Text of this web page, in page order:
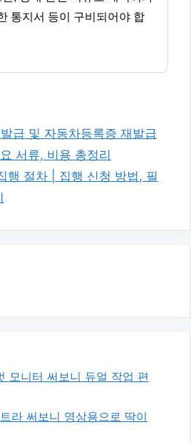
통지서 등이 구비되어야 합
급 및 자동차등록증 재발급
서류, 비용 총정리
행 절차 | 집행 신청 방법, 필
모니터 써보니 듀얼 작업 편
라 써보니 영상용으로 딱이